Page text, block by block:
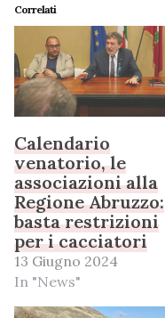
Correlati
Calendario
venatorio, le
associazioni alla
Regione Abruzzo:
basta restrizioni
per i cacciatori
13 Giugno 2024
In "News"